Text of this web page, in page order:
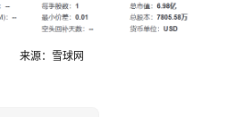
来源：雪球网